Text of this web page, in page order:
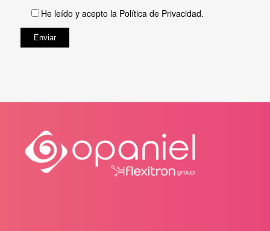
He leído y acepto la Política de Privacidad.